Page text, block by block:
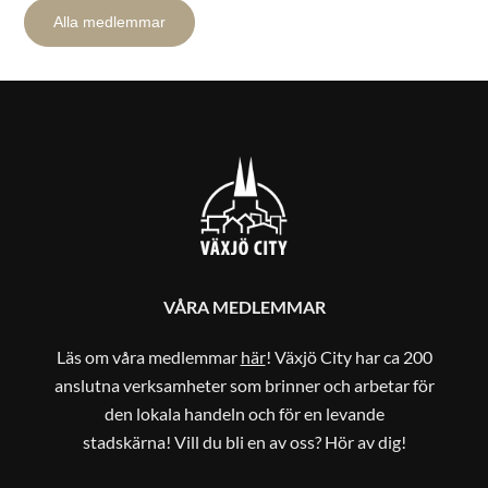
Alla medlemmar
VÅRA MEDLEMMAR
Läs om våra medlemmar här! Växjö City har ca 200
anslutna verksamheter som brinner och arbetar för
den lokala handeln och för en levande
stadskärna! Vill du bli en av oss? Hör av dig!